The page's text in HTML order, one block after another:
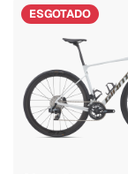
ESGOTADO